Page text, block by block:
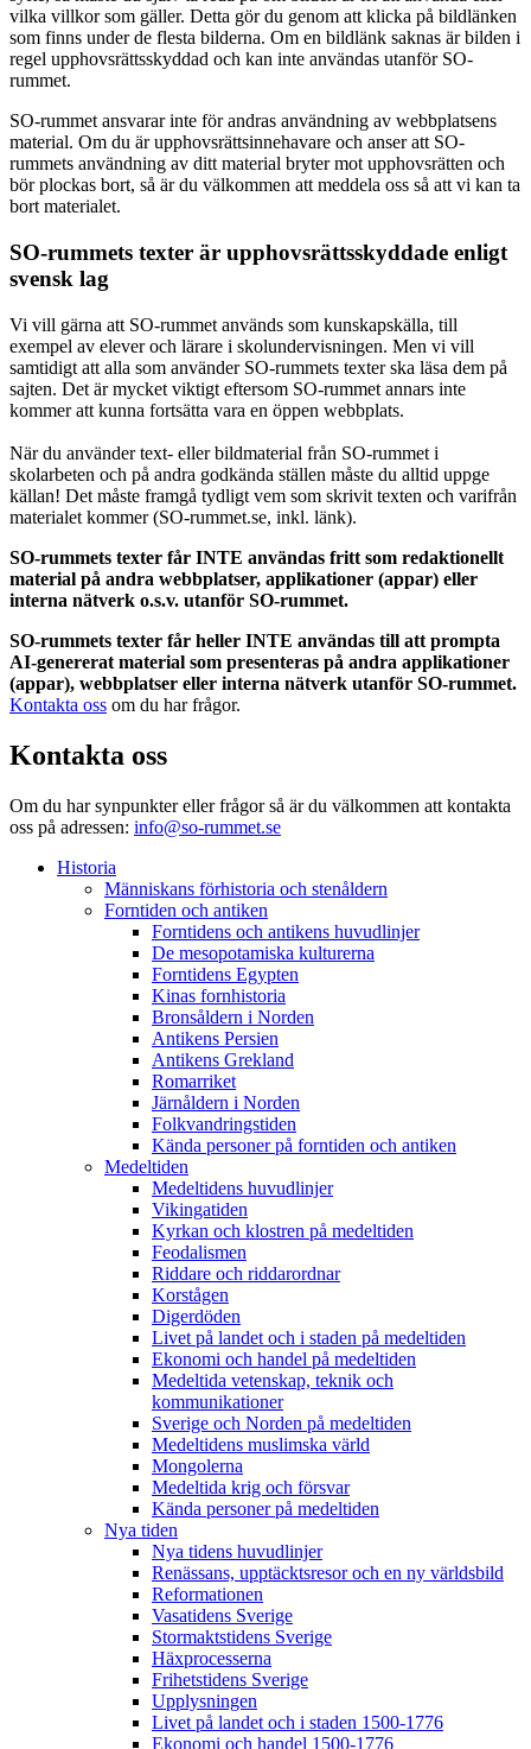
vilka villkor som gäller. Detta gör du genom att klicka på bildlänken
som finns under de flesta bilderna. Om en bildlänk saknas är bilden i
regel upphovsrättsskyddad och kan inte användas utanför SO-
rummet.
SO-rummet ansvarar inte för andras användning av webbplatsens
material. Om du är upphovsrättsinnehavare och anser att SO-
rummets användning av ditt material bryter mot upphovsrätten och
bör plockas bort, så är du välkommen att meddela oss så att vi kan ta
bort materialet.
SO-rummets texter är upphovsrättsskyddade enligt
svensk lag
Vi vill gärna att SO-rummet används som kunskapskälla, till
exempel av elever och lärare i skolundervisningen. Men vi vill
samtidigt att alla som använder SO-rummets texter ska läsa dem på
sajten. Det är mycket viktigt eftersom SO-rummet annars inte
kommer att kunna fortsätta vara en öppen webbplats.
När du använder text- eller bildmaterial från SO-rummet i
skolarbeten och på andra godkända ställen måste du alltid uppge
källan! Det måste framgå tydligt vem som skrivit texten och varifrån
materialet kommer (SO-rummet.se, inkl. länk).
SO-rummets texter får INTE användas fritt som redaktionellt
material på andra webbplatser, applikationer (appar) eller
interna nätverk o.s.v. utanför SO-rummet.
SO-rummets texter får heller INTE användas till att prompta
AI-genererat material som presenteras på andra applikationer
(appar), webbplatser eller interna nätverk utanför SO-rummet.
Kontakta oss om du har frågor.
Kontakta oss
Om du har synpunkter eller frågor så är du välkommen att kontakta
oss på adressen: info@so-rummet.se
Historia
Människans förhistoria och stenåldern
Forntiden och antiken
Forntidens och antikens huvudlinjer
De mesopotamiska kulturerna
Forntidens Egypten
Kinas fornhistoria
Bronsåldern i Norden
Antikens Persien
Antikens Grekland
Romarriket
Järnåldern i Norden
Folkvandringstiden
Kända personer på forntiden och antiken
Medeltiden
Medeltidens huvudlinjer
Vikingatiden
Kyrkan och klostren på medeltiden
Feodalismen
Riddare och riddarordnar
Korstågen
Digerdöden
Livet på landet och i staden på medeltiden
Ekonomi och handel på medeltiden
Medeltida vetenskap, teknik och
kommunikationer
Sverige och Norden på medeltiden
Medeltidens muslimska värld
Mongolerna
Medeltida krig och försvar
Kända personer på medeltiden
Nya tiden
Nya tidens huvudlinjer
Renässans, upptäcktsresor och en ny världsbild
Reformationen
Vasatidens Sverige
Stormaktstidens Sverige
Häxprocesserna
Frihetstidens Sverige
Upplysningen
Livet på landet och i staden 1500-1776
Ekonomi och handel 1500-1776